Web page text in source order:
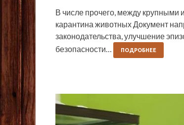
В числе прочего, между крупными
карантина животных Документ
законодательства, улучшение
безопасности…
ПОДРОБНЕЕ